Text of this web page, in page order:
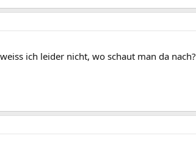
ich leider nicht, wo schaut man da nach?